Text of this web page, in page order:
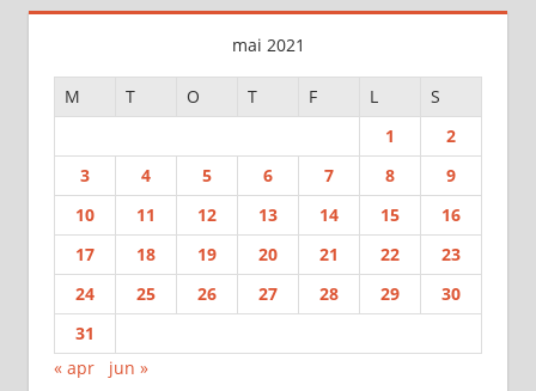
mai 2021
M T O T F L
S
1
2
3
4 5 6 7 8
9
10
11 12 13 14 15
16
17
18 19 20 21 22
23
24
25 26 27 28 29
30
31
« apr
jun »